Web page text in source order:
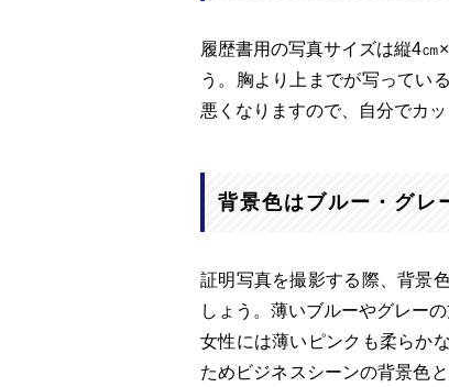
履歴書用の写真サイズは縦4㎝
う。胸より上までが写ってい
悪くなりますので、自分でカ
背景色はブルー・グレ
証明写真を撮影する際、背景
しょう。薄いブルーやグレー
女性には薄いピンクも柔らか
ためビジネスシーンの背景色